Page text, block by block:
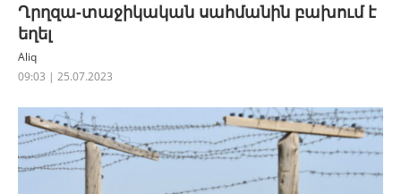
Ղրղզա-տաջիկական սահմանին բախում է
եղել
Aliq
09:03 | 25.07.2023